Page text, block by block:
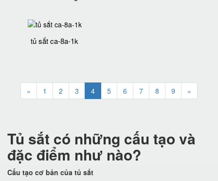
tủ sắt ca-8a-1k
« 1 2 3 4 5 6 7 8 9 »
Tủ sắt có những cấu tạo và
đặc điểm như nào?
Cấu tạo cơ bản của tủ sắt